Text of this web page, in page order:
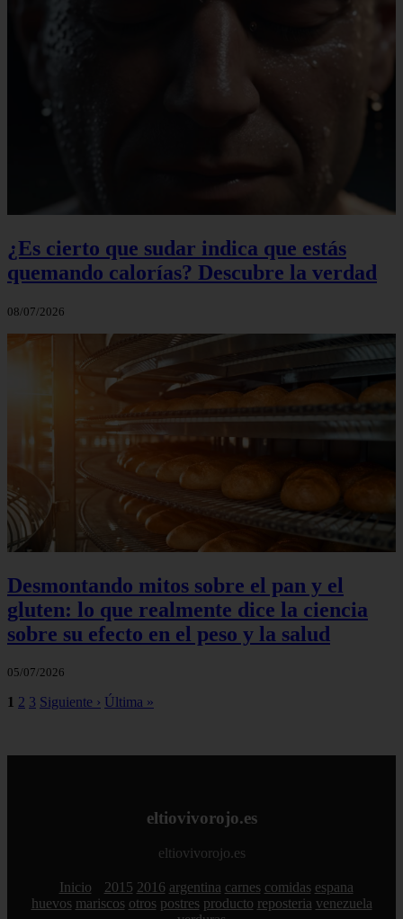
¿Es cierto que sudar indica que estás
quemando calorías? Descubre la verdad
08/07/2026
Desmontando mitos sobre el pan y el
gluten: lo que realmente dice la ciencia
sobre su efecto en el peso y la salud
05/07/2026
1 2 3 Siguiente › Última »
eltiovivorojo.es
eltiovivorojo.es
Inicio 2015 2016 argentina carnes comidas espana
huevos mariscos otros postres producto reposteria venezuela